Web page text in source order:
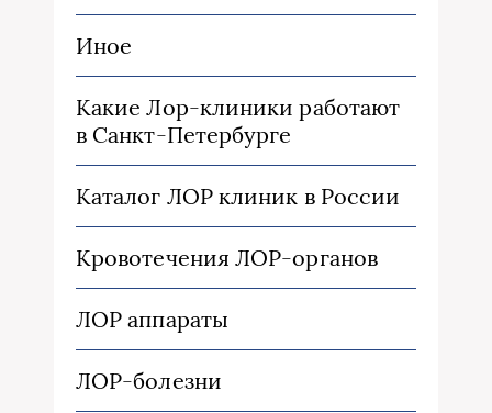
Иное
Какие Лор-клиники работают
в Санкт-Петербурге
Каталог ЛОР клиник в России
Кровотечения ЛОР-органов
ЛОР аппараты
ЛОР-болезни